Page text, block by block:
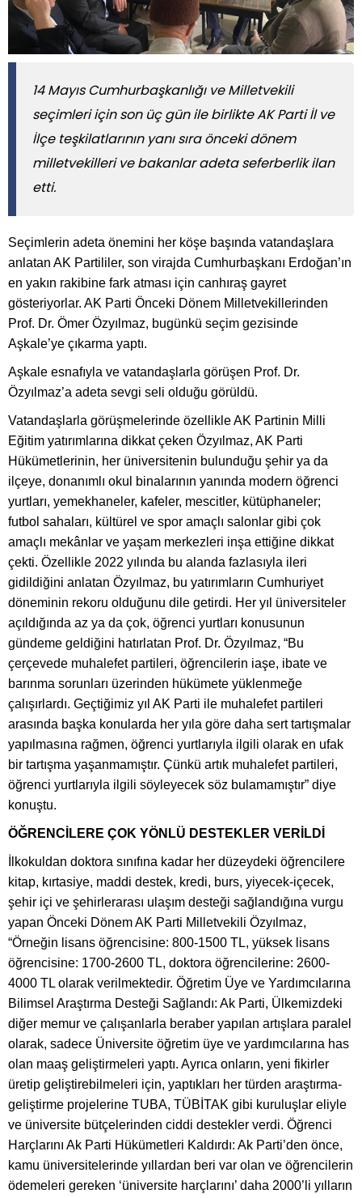
14 Mayıs Cumhurbaşkanlığı ve Milletvekili
seçimleri için son üç gün ile birlikte AK Parti İl ve
İlçe teşkilatlarının yanı sıra önceki dönem
milletvekilleri ve bakanlar adeta seferberlik ilan
etti.
Seçimlerin adeta önemini her köşe başında vatandaşlara
anlatan AK Partililer, son virajda Cumhurbaşkanı Erdoğan’ın
en yakın rakibine fark atması için canhıraş gayret
gösteriyorlar. AK Parti Önceki Dönem Milletvekillerinden
Prof. Dr. Ömer Özyılmaz, bugünkü seçim gezisinde
Aşkale’ye çıkarma yaptı.
Aşkale esnafıyla ve vatandaşlarla görüşen Prof. Dr.
Özyılmaz’a adeta sevgi seli olduğu görüldü.
Vatandaşlarla görüşmelerinde özellikle AK Partinin Milli
Eğitim yatırımlarına dikkat çeken Özyılmaz, AK Parti
Hükümetlerinin, her üniversitenin bulunduğu şehir ya da
ilçeye, donanımlı okul binalarının yanında modern öğrenci
yurtları, yemekhaneler, kafeler, mescitler, kütüphaneler;
futbol sahaları, kültürel ve spor amaçlı salonlar gibi çok
amaçlı mekânlar ve yaşam merkezleri inşa ettiğine dikkat
çekti. Özellikle 2022 yılında bu alanda fazlasıyla ileri
gidildiğini anlatan Özyılmaz, bu yatırımların Cumhuriyet
döneminin rekoru olduğunu dile getirdi. Her yıl üniversiteler
açıldığında az ya da çok, öğrenci yurtları konusunun
gündeme geldiğini hatırlatan Prof. Dr. Özyılmaz, “Bu
çerçevede muhalefet partileri, öğrencilerin iaşe, ibate ve
barınma sorunları üzerinden hükümete yüklenmeğe
çalışırlardı. Geçtiğimiz yıl AK Parti ile muhalefet partileri
arasında başka konularda her yıla göre daha sert tartışmalar
yapılmasına rağmen, öğrenci yurtlarıyla ilgili olarak en ufak
bir tartışma yaşanmamıştır. Çünkü artık muhalefet partileri,
öğrenci yurtlarıyla ilgili söyleyecek söz bulamamıştır” diye
konuştu.
ÖĞRENCİLERE ÇOK YÖNLÜ DESTEKLER VERİLDİ
İlkokuldan doktora sınıfına kadar her düzeydeki öğrencilere
kitap, kırtasiye, maddi destek, kredi, burs, yiyecek-içecek,
şehir içi ve şehirlerarası ulaşım desteği sağlandığına vurgu
yapan Önceki Dönem AK Parti Milletvekili Özyılmaz,
“Örneğin lisans öğrencisine: 800-1500 TL, yüksek lisans
öğrencisine: 1700-2600 TL, doktora öğrencilerine: 2600-
4000 TL olarak verilmektedir. Öğretim Üye ve Yardımcılarına
Bilimsel Araştırma Desteği Sağlandı: Ak Parti, Ülkemizdeki
diğer memur ve çalışanlarla beraber yapılan artışlara paralel
olarak, sadece Üniversite öğretim üye ve yardımcılarına has
olan maaş geliştirmeleri yaptı. Ayrıca onların, yeni fikirler
üretip geliştirebilmeleri için, yaptıkları her türden araştırma-
geliştirme projelerine TUBA, TÜBİTAK gibi kuruluşlar eliyle
ve üniversite bütçelerinden ciddi destekler verdi. Öğrenci
Harçlarını Ak Parti Hükümetleri Kaldırdı: Ak Parti’den önce,
kamu üniversitelerinde yıllardan beri var olan ve öğrencilerin
ödemeleri gereken ‘üniversite harçlarını’ daha 2000’li yılların